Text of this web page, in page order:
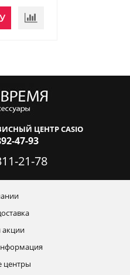
ЦЕНТР CASIO
47-93
21-78
акции
центры